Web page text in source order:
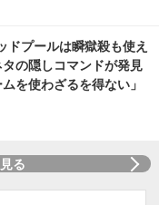
ドプールは瞬獄殺も使え
の隠しコマンドが発見
を使わざるを得ない」
る